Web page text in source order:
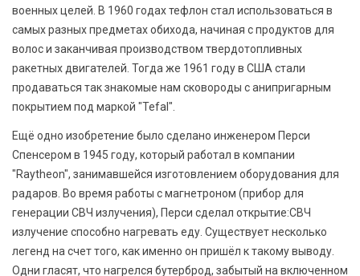
военных целей. В 1960 годах тефлон стал использоваться в
самых разных предметах обихода, начиная с продуктов для
волос и заканчивая производством твердотопливных
ракетных двигателей. Тогда же 1961 году в США стали
продаваться так знакомые нам сковороды с анипригарным
покрытием под маркой "Tefal".
Ещё одно изобретение было сделано инженером Перси
Спенсером в 1945 году, который работал в компании
"Raytheon", занимавшейся изготовлением оборудования для
радаров. Во время работы с магнетроном (прибор для
генерации СВЧ излучения), Перси сделал открытие:СВЧ
излучение способно нагревать еду. Существует несколько
легенд на счет того, как именно он пришёл к такому выводу.
Одни гласят, что нагрелся бутерброд, забытый на включенном